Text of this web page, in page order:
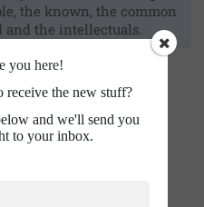
the known, the common
and the intellectuals.
you here!
receive the new stuff?
and we'll send you
to your inbox.